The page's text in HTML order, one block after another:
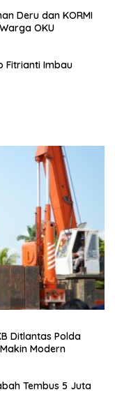
Deru dan KORMI
OKU
Fitrianti Imbau
Ditlantas Polda
Modern
Tembus 5 Juta